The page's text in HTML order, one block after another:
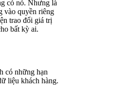
có nó. Nhưng là
vào quyền riêng
trao đổi giá trị
bất kỳ ai.
có những hạn
liệu khách hàng.